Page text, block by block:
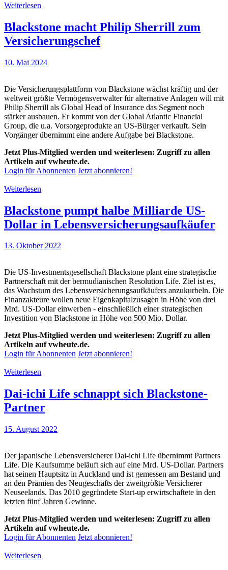
Weiterlesen
Blackstone macht Philip Sherrill zum
Versicherungschef
10. Mai 2024
Die Versicherungsplattform von Blackstone wächst kräftig und der
weltweit größte Vermögensverwalter für alternative Anlagen will mit
Philip Sherrill als Global Head of Insurance das Segment noch
stärker ausbauen. Er kommt von der Global Atlantic Financial
Group, die u.a. Vorsorgeprodukte an US-Bürger verkauft. Sein
Vorgänger übernimmt eine andere Aufgabe bei Blackstone.
Jetzt Plus-Mitglied werden und weiterlesen: Zugriff zu allen
Artikeln auf vwheute.de.
Login für Abonnenten Jetzt abonnieren!
Weiterlesen
Blackstone pumpt halbe Milliarde US-
Dollar in Lebensversicherungsaufkäufer
13. Oktober 2022
Die US-Investmentsgesellschaft Blackstone plant eine strategische
Partnerschaft mit der bermudianischen Resolution Life. Ziel ist es,
das Wachstum des Lebensversicherungsaufkäufers anzukurbeln. Die
Finanzakteure wollen neue Eigenkapitalzusagen in Höhe von drei
Mrd. US-Dollar einwerben - einschließlich einer strategischen
Investition von Blackstone in Höhe von 500 Mio. Dollar.
Jetzt Plus-Mitglied werden und weiterlesen: Zugriff zu allen
Artikeln auf vwheute.de.
Login für Abonnenten Jetzt abonnieren!
Weiterlesen
Dai-ichi Life schnappt sich Blackstone-
Partner
15. August 2022
Der japanische Lebensversicherer Dai-ichi Life übernimmt Partners
Life. Die Kaufsumme beläuft sich auf eine Mrd. US-Dollar. Partners
hat seinen Hauptsitz in Auckland und ist gemessen am Bestand und
an den Prämien des Neugeschäfts der zweitgrößte Versicherer
Neuseelands. Das 2010 gegründete Start-up erwirtschaftete in den
letzten fünf Jahren Gewinne.
Jetzt Plus-Mitglied werden und weiterlesen: Zugriff zu allen
Artikeln auf vwheute.de.
Login für Abonnenten Jetzt abonnieren!
Weiterlesen